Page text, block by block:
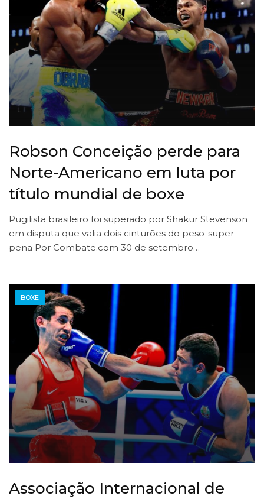
Robson Conceição perde para
Norte-Americano em luta por
título mundial de boxe
Pugilista brasileiro foi superado por Shakur Stevenson
em disputa que valia dois cinturões do peso-super-
pena Por Combate.com 30 de setembro…
BOXE
Associação Internacional de